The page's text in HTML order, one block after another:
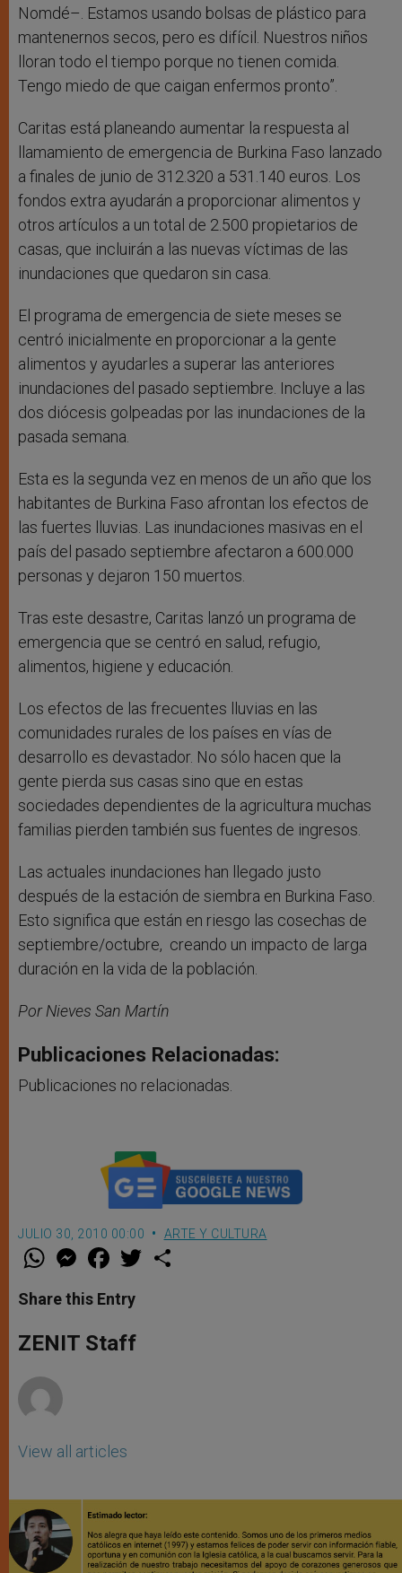
Nomdé–. Estamos usando bolsas de plástico para
mantenernos secos, pero es difícil. Nuestros niños
lloran todo el tiempo porque no tienen comida.
Tengo miedo de que caigan enfermos pronto”.
Caritas está planeando aumentar la respuesta al
llamamiento de emergencia de Burkina Faso lanzado
a finales de junio de 312.320 a 531.140 euros. Los
fondos extra ayudarán a proporcionar alimentos y
otros artículos a un total de 2.500 propietarios de
casas, que incluirán a las nuevas víctimas de las
inundaciones que quedaron sin casa.
El programa de emergencia de siete meses se
centró inicialmente en proporcionar a la gente
alimentos y ayudarles a superar las anteriores
inundaciones del pasado septiembre. Incluye a las
dos diócesis golpeadas por las inundaciones de la
pasada semana.
Esta es la segunda vez en menos de un año que los
habitantes de Burkina Faso afrontan los efectos de
las fuertes lluvias. Las inundaciones masivas en el
país del pasado septiembre afectaron a 600.000
personas y dejaron 150 muertos.
Tras este desastre, Caritas lanzó un programa de
emergencia que se centró en salud, refugio,
alimentos, higiene y educación.
Los efectos de las frecuentes lluvias en las
comunidades rurales de los países en vías de
desarrollo es devastador. No sólo hacen que la
gente pierda sus casas sino que en estas
sociedades dependientes de la agricultura muchas
familias pierden también sus fuentes de ingresos.
Las actuales inundaciones han llegado justo
después de la estación de siembra en Burkina Faso.
Esto significa que están en riesgo las cosechas de
septiembre/octubre, creando un impacto de larga
duración en la vida de la población.
Por Nieves San Martín
Publicaciones Relacionadas:
Publicaciones no relacionadas.
JULIO 30, 2010 00:00 ARTE Y CULTURA
W
t
s
p
p
M
e
s
e
g
e
F
a
e
b
o
k
w
Share this Entry
ZENIT Staff
View all articles